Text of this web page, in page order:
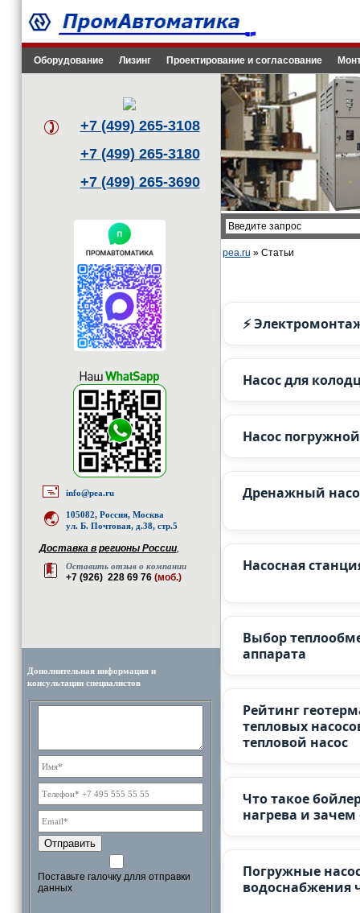
Оборудование Лизинг Проектирование и согласование
+7 (499) 265-3108
+7 (499) 265-3180
+7 (499) 265-3690
info@pea.ru
105082, Россия, Москва
ул. Б. Почтовая, д.38, стр.5
Доставка в регионы России,
Оставить отзыв о компании
+7 (926) 228 69 76 (моб.)
Дополнительная информация и
консультации специалистов
Отправить
Поставьте галочку длля отправки
данных
pea.ru » Статьи
Насос для
Насос погружной
Дренажный
Насосная
Выбор
аппарата
Рейтинг
тепловых
тепловой насос
Что такое
нагрева и
Погружные
водоснабжения